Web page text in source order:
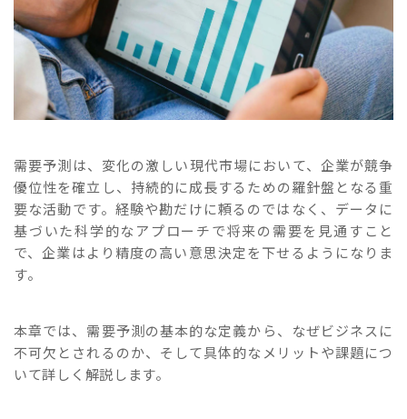
需要予測は、変化の激しい現代市場において、企業が競争
優位性を確立し、持続的に成長するための羅針盤となる重
要な活動です。経験や勘だけに頼るのではなく、データに
基づいた科学的なアプローチで将来の需要を見通すこと
で、企業はより精度の高い意思決定を下せるようになりま
す。
本章では、需要予測の基本的な定義から、なぜビジネスに
不可欠とされるのか、そして具体的なメリットや課題につ
いて詳しく解説します。